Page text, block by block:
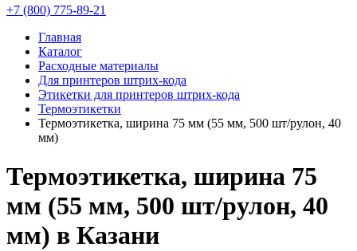
+7 (800) 775-89-21
Главная
Каталог
Расходные материалы
Для принтеров штрих-кода
Этикетки для принтеров штрих-кода
Термоэтикетки
Термоэтикетка, ширина 75 мм (55 мм, 500 шт/рулон, 40
мм)
Термоэтикетка, ширина 75
мм (55 мм, 500 шт/рулон, 40
мм) в Казани